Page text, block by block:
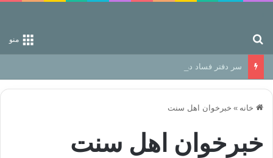
منو
سر دفتر فساد در زمین‌، دوری وکناره‌گیری از راه خداست‌!
خانه » خبرخوان اهل سنت
خبرخوان اهل سنت